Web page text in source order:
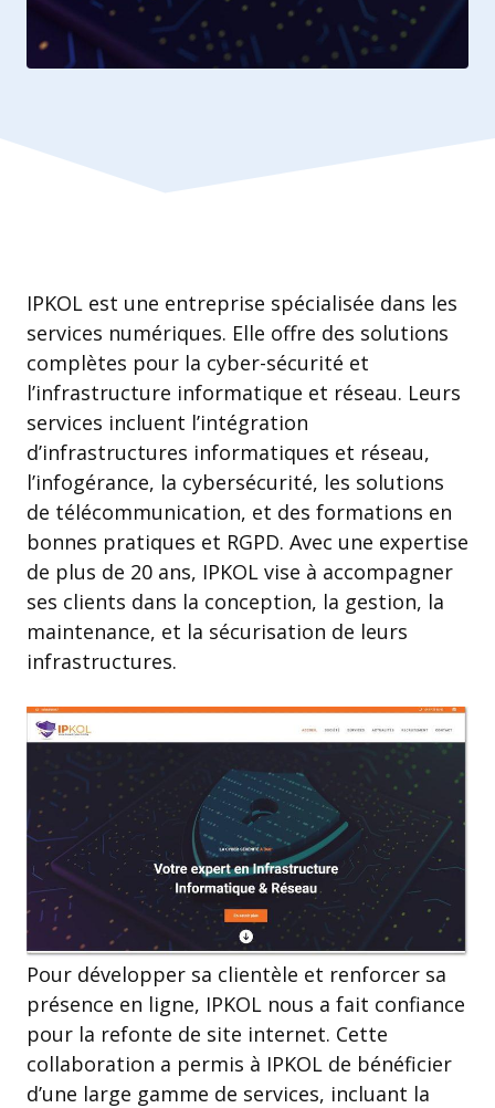
IPKOL est une entreprise spécialisée dans les
services numériques. Elle offre des solutions
complètes pour la cyber-sécurité et
l’infrastructure informatique et réseau. Leurs
services incluent l’intégration
d’infrastructures informatiques et réseau,
l’infogérance, la cybersécurité, les solutions
de télécommunication, et des formations en
bonnes pratiques et RGPD. Avec une expertise
de plus de 20 ans, IPKOL vise à accompagner
ses clients dans la conception, la gestion, la
maintenance, et la sécurisation de leurs
infrastructures.
Pour développer sa clientèle et renforcer sa
présence en ligne, IPKOL nous a fait confiance
pour la refonte de site internet. Cette
collaboration a permis à IPKOL de bénéficier
d’une large gamme de services, incluant la